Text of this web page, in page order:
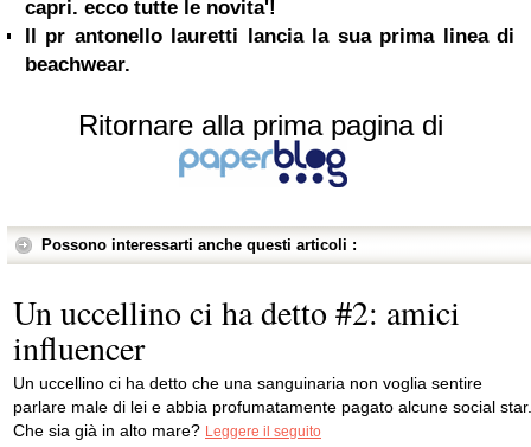
capri. ecco tutte le novita'!
Il pr antonello lauretti lancia la sua prima linea di
beachwear.
Ritornare alla prima pagina di
Possono interessarti anche questi articoli :
Un uccellino ci ha detto #2: amici
influencer
Un uccellino ci ha detto che una sanguinaria non voglia sentire
parlare male di lei e abbia profumatamente pagato alcune social star.
Che sia già in alto mare? Leggere il seguito